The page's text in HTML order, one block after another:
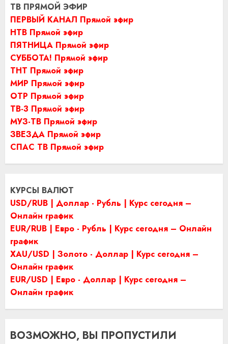
ТВ ПРЯМОЙ ЭФИР
ПЕРВЫЙ КАНАЛ Прямой эфир
НТВ Прямой эфир
ПЯТНИЦА Прямой эфир
СУББОТА! Прямой эфир
ТНТ Прямой эфир
МИР Прямой эфир
ОТР Прямой эфир
ТВ-3 Прямой эфир
МУЗ-ТВ Прямой эфир
ЗВЕЗДА Прямой эфир
СПАС ТВ Прямой эфир
КУРСЫ ВАЛЮТ
USD/RUB | Доллар - Рубль | Курс сегодня –
Онлайн график
EUR/RUB | Евро - Рубль | Курс сегодня – Онлайн
график
XAU/USD | Золото - Доллар | Курс сегодня –
Онлайн график
EUR/USD | Евро - Доллар | Курс сегодня –
Онлайн график
ВОЗМОЖНО, ВЫ ПРОПУСТИЛИ